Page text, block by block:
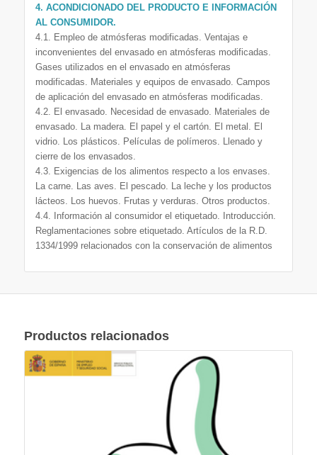
4. ACONDICIONADO DEL PRODUCTO E INFORMACIÓN
AL CONSUMIDOR.
4.1. Empleo de atmósferas modificadas. Ventajas e
inconvenientes del envasado en atmósferas modificadas.
Gases utilizados en el envasado en atmósferas
modificadas. Materiales y equipos de envasado. Campos
de aplicación del envasado en atmósferas modificadas.
4.2. El envasado. Necesidad de envasado. Materiales de
envasado. La madera. El papel y el cartón. El metal. El
vidrio. Los plásticos. Películas de polímeros. Llenado y
cierre de los envasados.
4.3. Exigencias de los alimentos respecto a los envases.
La carne. Las aves. El pescado. La leche y los productos
lácteos. Los huevos. Frutas y verduras. Otros productos.
4.4. Información al consumidor el etiquetado. Introducción.
Reglamentaciones sobre etiquetado. Artículos de la R.D.
1334/1999 relacionados con la conservación de alimentos
Productos relacionados